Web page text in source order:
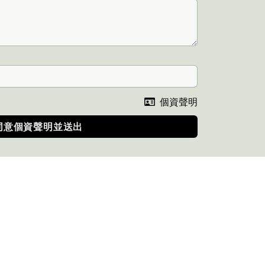
個資聲明
意個資聲明並送出